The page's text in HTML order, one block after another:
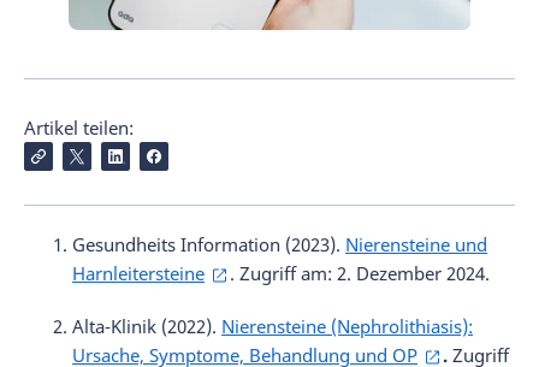
Artikel teilen:
Gesundheits Information (2023). Nierensteine und
Harnleitersteine
. Zugriff am: 2. Dezember 2024.
Alta-Klinik (2022). Nierensteine (Nephrolithiasis):
Ursache, Symptome, Behandlung und OP
. Zugriff